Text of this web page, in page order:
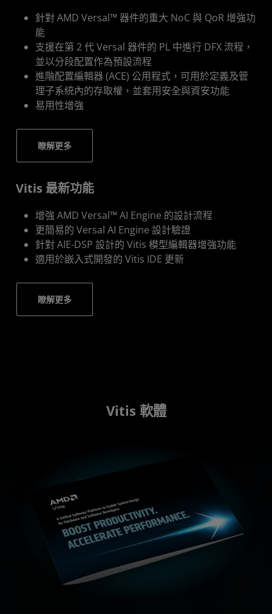
針對 AMD Versal™ 器件的重大 NoC 與 QoR 增強功
能
支援在第 2 代 Versal 器件的 PL 中進行 DFX 流程，
並以分段配置作為預設流程
進階配置編輯器 (ACE) 公用程式，可用於定義及管
理子系統內的存取權，並套用安全與資安功能
易用性增強
瞭解更多
Vitis 最新功能
增強 AMD Versal™ AI Engine 的設計流程
更簡易的 Versal AI Engine 設計驗證
針對 AIE-DSP 設計的 Vitis 模型編輯器增強功能
適用於嵌入式開發的 Vitis IDE 更新
瞭解更多
Vitis 軟體